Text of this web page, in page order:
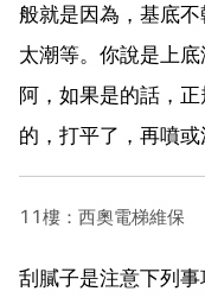
般就是因為，基底
太潮等。你說是上
阿，如果是的話，
的，打平了，再噴或
11樓：西奧電梯維保
刮膩子是注意下列